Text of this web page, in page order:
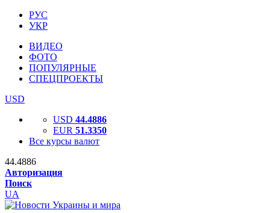
РУС
УКР
ВИДЕО
ФОТО
ПОПУЛЯРНЫЕ
СПЕЦПРОЕКТЫ
USD
USD 44.4886
EUR 51.3350
Все курсы валют
44.4886
Авторизация
Поиск
UA